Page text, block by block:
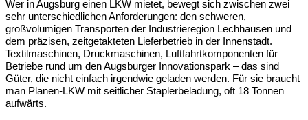
Wer in Augsburg einen LKW mietet, bewegt sich zwischen zwei
sehr unterschiedlichen Anforderungen: den schweren,
großvolumigen Transporten der Industrieregion Lechhausen und
dem präzisen, zeitgetakteten Lieferbetrieb in der Innenstadt.
Textilmaschinen, Druckmaschinen, Luftfahrtkomponenten für
Betriebe rund um den Augsburger Innovationspark – das sind
Güter, die nicht einfach irgendwie geladen werden. Für sie braucht
man Planen-LKW mit seitlicher Staplerbeladung, oft 18 Tonnen
aufwärts.